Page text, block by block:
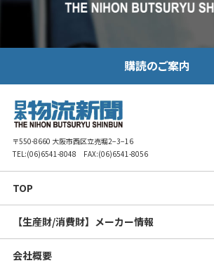
購読のご案内
〒550-8660 大阪市西区立売堀2−3−16
TEL:(06)6541-8048 FAX:(06)6541-8056
TOP
【生産財/消費財】メーカー情報
会社概要